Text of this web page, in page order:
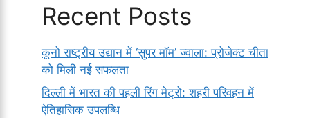
Recent Posts
कूनो राष्ट्रीय उद्यान में ‘सुपर मॉम’ ज्वाला: प्रोजेक्ट चीता
को मिली नई सफलता
दिल्ली में भारत की पहली रिंग मेट्रो: शहरी परिवहन में
ऐतिहासिक उपलब्धि